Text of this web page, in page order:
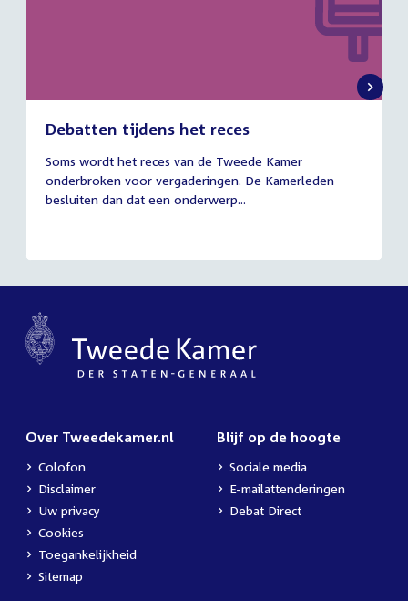
Debatten tijdens het reces
juli
2026
Soms wordt het reces van de Tweede Kamer
onderbroken voor vergaderingen. De Kamerleden
besluiten dan dat een onderwerp...
Over Tweedekamer.nl
Colofon
Disclaimer
Uw privacy
Cookies
Toegankelijkheid
Sitemap
Blijf op de hoogte
Sociale media
E-mailattenderingen
Debat Direct